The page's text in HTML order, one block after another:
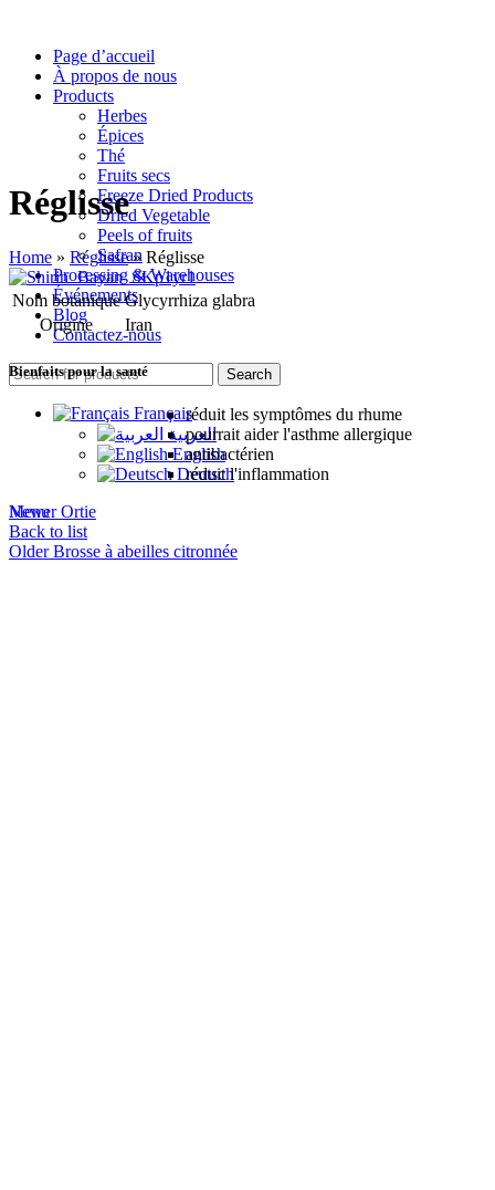
Page d’accueil
À propos de nous
Products
Herbes
Épices
Thé
Fruits secs
Freeze Dried Products
Dried Vegetable
Peels of fruits
Safran
Processing & Warehouses
Événements
Blog
Contactez-nous
Search
Français
العربية
English
Deutsch
Menu
Réglisse
Home » Réglisse»Réglisse
Nom botanique Glycyrrhiza glabra
Origine
Iran
Bienfaits pour la santé
réduit les symptômes du rhume
pourrait aider l'asthme allergique
antibactérien
réduit l'inflammation
Newer Ortie
Back to list
Older Brosse à abeilles citronnée